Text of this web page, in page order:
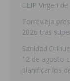
CEIP Virgen
Torrevieja
2026 tras
Sanidad
12 de agosto
planificar los